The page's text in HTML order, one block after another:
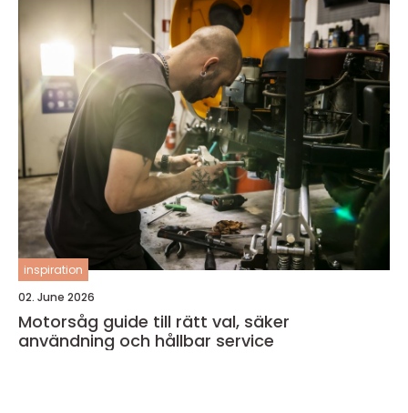
inspiration
02. June 2026
Motorsåg guide till rätt val, säker
användning och hållbar service